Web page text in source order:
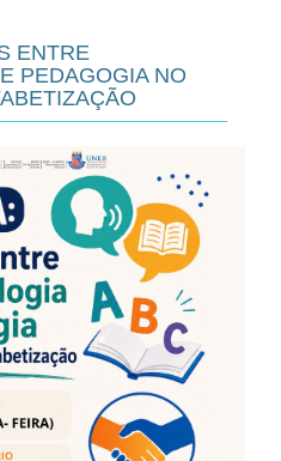
ENTRE
PEDAGOGIA NO